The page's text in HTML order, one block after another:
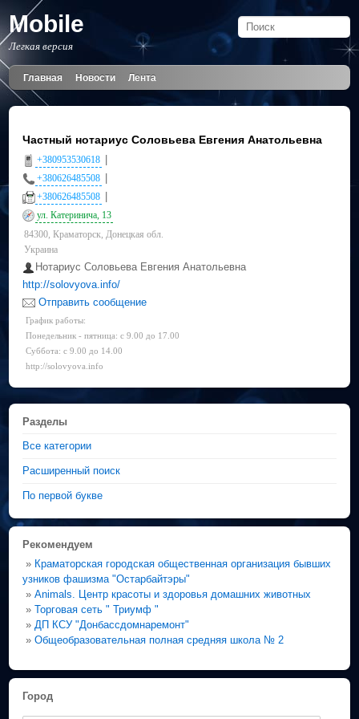
Mobile
Легкая версия
Главная Новости Лента
Частный нотариус Соловьева Евгения Анатольевна
+380953530618
+380626485508
+380626485508
ул. Катеринича, 13
84300, Краматорск, Донецкая обл.
Украина
Нотариус Соловьева Евгения Анатольевна
http://solovyova.info/
Отправить сообщение
График работы:
Понедельник - пятница: с 9.00 до 17.00
Суббота: с 9.00 до 14.00
http://solovyova.info
Разделы
Все категории
Расширенный поиск
По первой букве
Рекомендуем
» Краматорская городская общественная организация бывших
узников фашизма "Остарбайтэры"
»Animals. Центр красоты и здоровья домашних животных
»Торговая сеть " Триумф "
» ДП КСУ "Донбассдомнаремонт"
»Общеобразовательная полная средняя школа № 2
Город